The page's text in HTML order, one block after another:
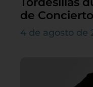
de
4 de agosto de